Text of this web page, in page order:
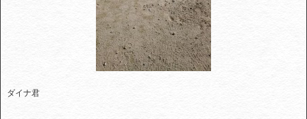
ダイナ君